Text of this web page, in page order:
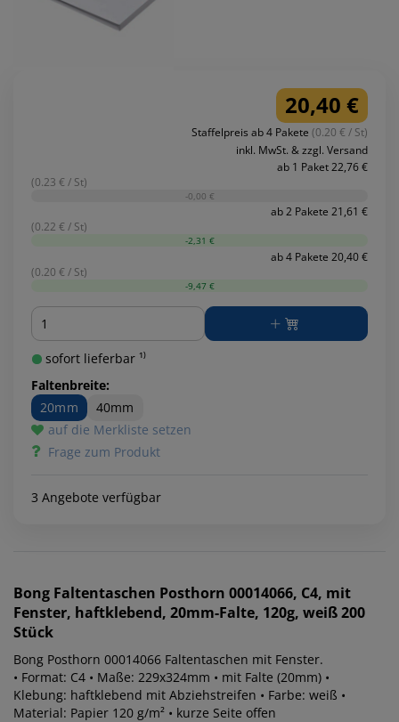
20,40 €
Staffelpreis ab 4 Pakete (0.20 € / St)
inkl. MwSt. & zzgl. Versand
ab 1 Paket 22,76 €
(0.23 € / St)
-0,00 €
ab 2 Pakete 21,61 €
(0.22 € / St)
-2,31 €
ab 4 Pakete 20,40 €
(0.20 € / St)
-9,47 €
Menge
sofort lieferbar ¹⁾
Faltenbreite:
20mm
40mm
auf die Merkliste setzen
Frage zum Produkt
3 Angebote verfügbar
Bong Faltentaschen Posthorn 00014066, C4, mit
Fenster, haftklebend, 20mm-Falte, 120g, weiß 200
Stück
Bong Posthorn 00014066 Faltentaschen mit Fenster.
• Format: C4 • Maße: 229x324mm • mit Falte (20mm) •
Klebung: haftklebend mit Abziehstreifen • Farbe: weiß •
Material: Papier 120 g/m² • kurze Seite offen